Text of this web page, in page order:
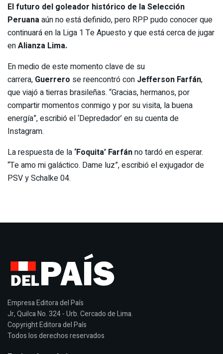
El futuro del goleador histórico de la Selección
Peruanaaún no está definido, pero RPP pudo conocer que
continuará en la Liga 1 Te Apuesto y que está cerca de jugar
enAlianza Lima.
En medio de este momento clave de su
carrera, Guerrero se reencontró con Jefferson Farfán,
que viajó a tierras brasileñas. “Gracias, hermanos, por
compartir momentos conmigo y por su visita, la buena
energía”, escribió el ‘Depredador’ en su cuenta de
Instagram.
La respuesta de la ‘Foquita’ Farfánno tardó en esperar.
“Te amo mi galáctico. Dame luz”, escribió el exjugador de
PSV y Schalke 04.
Empresa Editora del País
Jr, Quilca No. 324 - Urb. Cercado de Lima.
Copyright Editora del País
Todos los derechos reservados